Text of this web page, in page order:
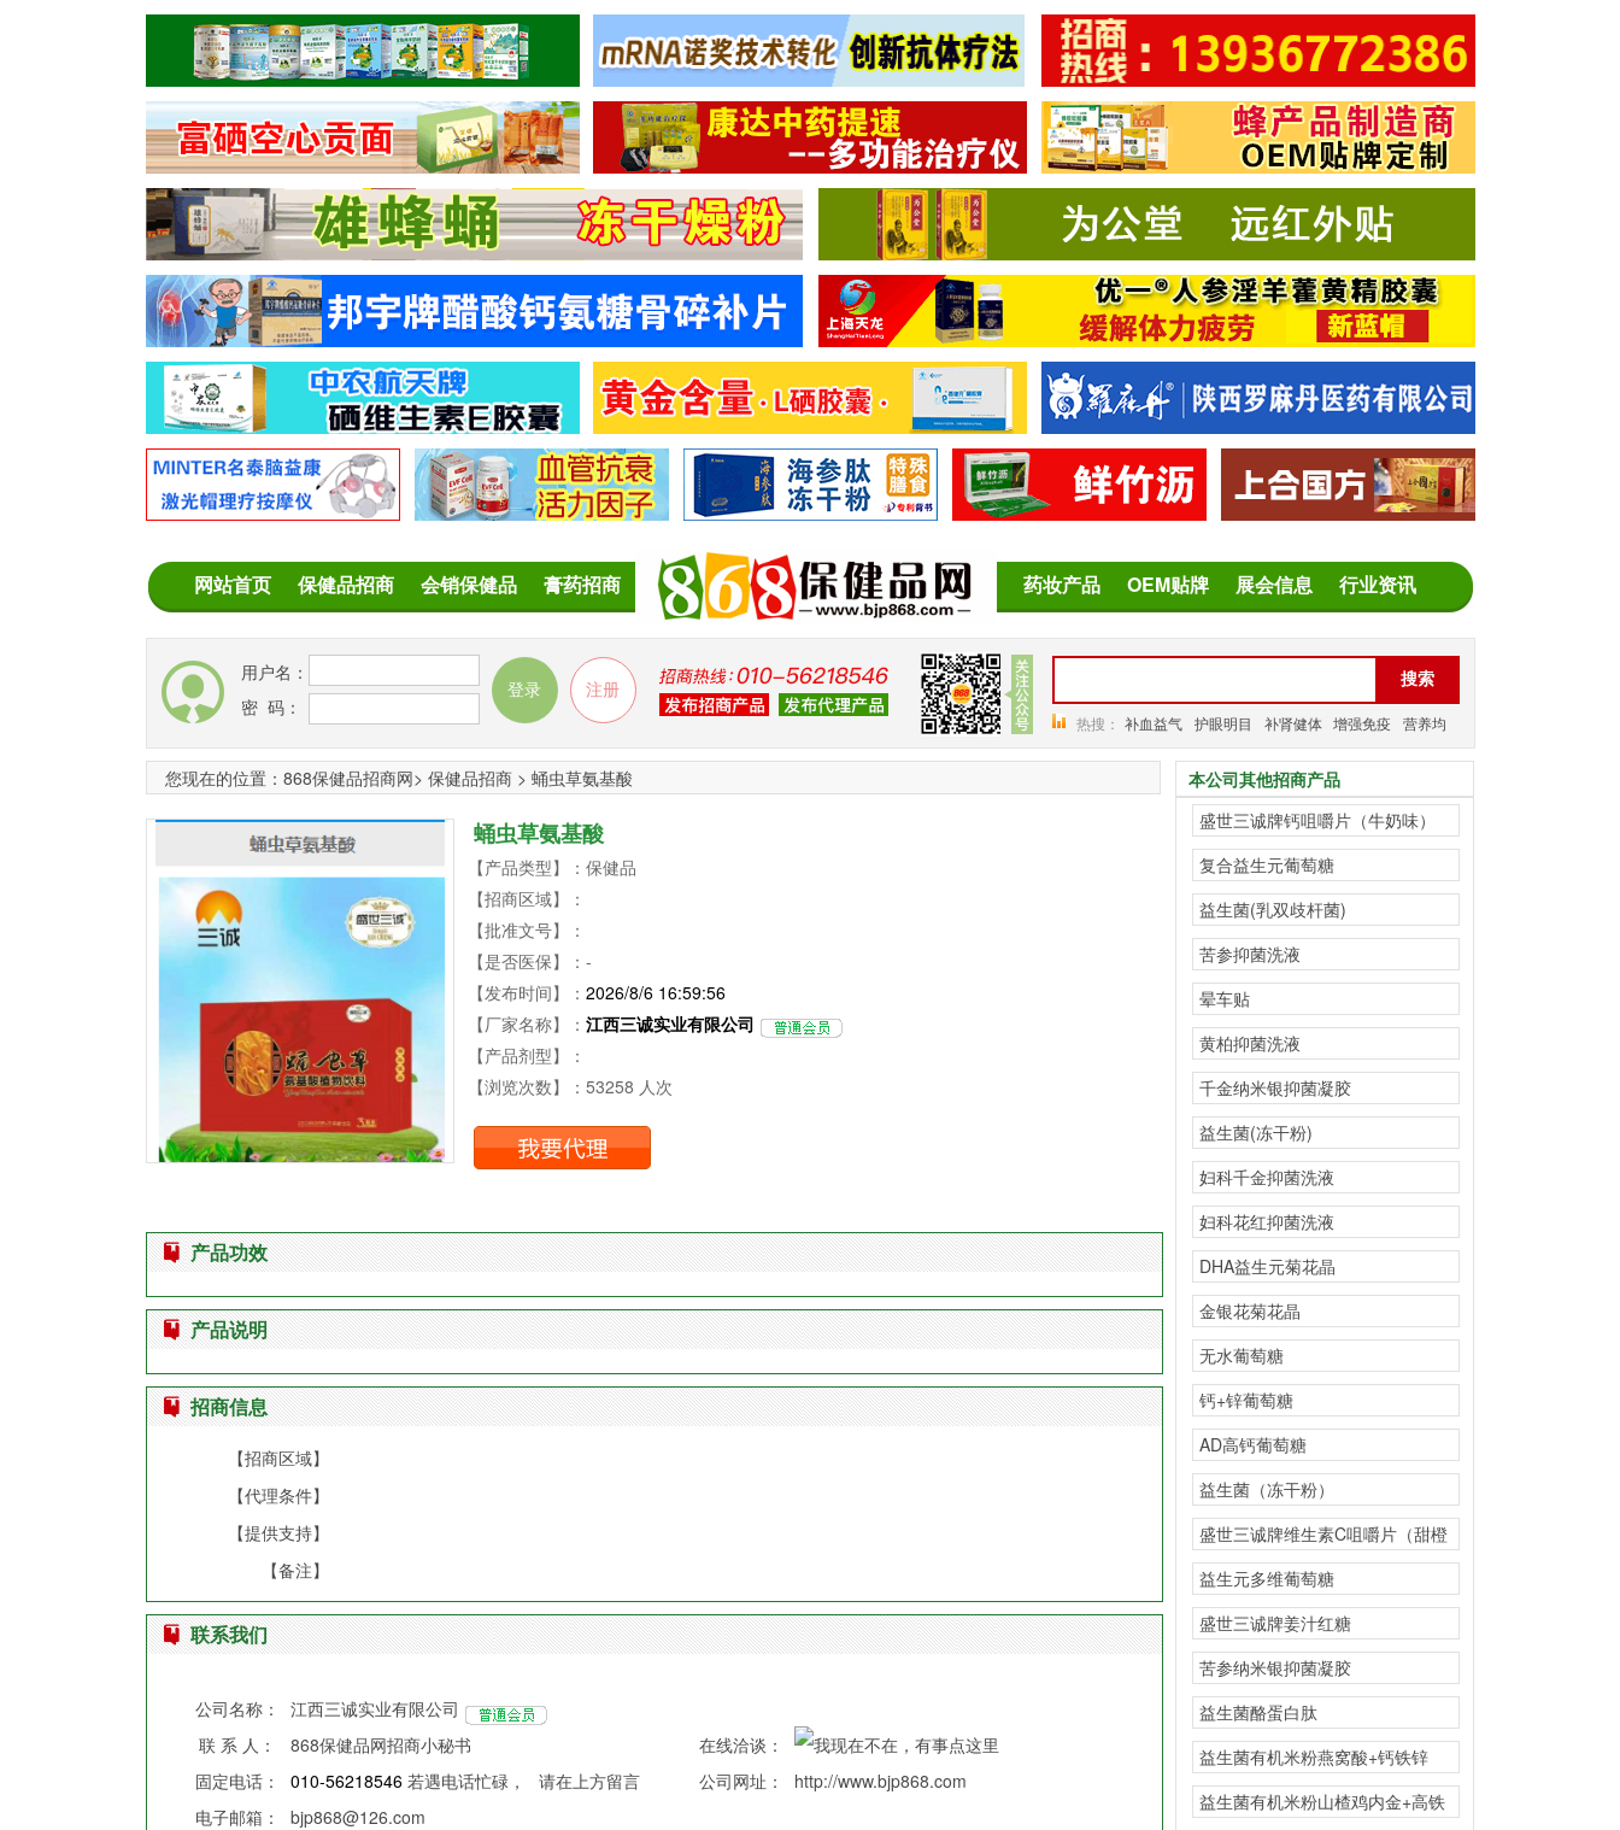
网站首页 保健品招商 会销保健品 膏药招商 药妆产品 OEM贴牌 展会信息 行业资讯
用户名：
密 码：
热搜： 补血益气 护眼明目 补肾健体 增强免疫
营养均
衡 减缓疲劳
您现在的位置： 868保健品招商网> 保健品招商 > 蛹虫草氨基酸
蛹虫草氨基酸
【产品类型】：保健品
【招商区域】：
【批准文号】：
【是否医保】：-
【发布时间】： 2026/8/6 16:59:56
【厂家名称】： 江西三诚实业有限公司
【产品剂型】：
【浏览次数】：53258 人次
产品功效
产品说明
招商信息
【招商区域】
【代理条件】
【提供支持】
【备注】
联系我们
公司名称：
江西三诚实业有限公司
联 系 人：
868保健品网招商小秘书
在线洽谈：
固定电话：
010-56218546 若遇电话忙碌， 请在上方留言 公司网址：
http://www.bjp868.com
电子邮箱：
bjp868@126.com
本公司其他招商产品
盛世三诚牌钙咀嚼片（牛奶味）
复合益生元葡萄糖
益生菌(乳双歧杆菌)
苦参抑菌洗液
晕车贴
黄柏抑菌洗液
千金纳米银抑菌凝胶
益生菌(冻干粉)
妇科千金抑菌洗液
妇科花红抑菌洗液
DHA益生元菊花晶
金银花菊花晶
无水葡萄糖
钙+锌葡萄糖
AD高钙葡萄糖
益生菌（冻干粉）
盛世三诚牌维生素C咀嚼片（甜橙
味）
益生元多维葡萄糖
盛世三诚牌姜汁红糖
苦参纳米银抑菌凝胶
益生菌酪蛋白肽
益生菌有机米粉燕窝酸+钙铁锌
益生菌有机米粉山楂鸡内金+高铁